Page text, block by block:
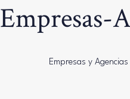
Empresas-
Empresas y